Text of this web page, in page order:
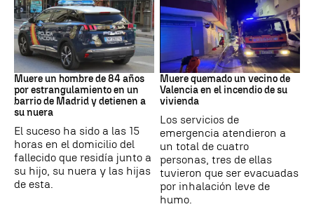
Suceso
Muere un hombre de 84 años
por estrangulamiento en un
barrio de Madrid y detienen a
su nuera
El suceso ha sido a las 15
horas en el domicilio del
fallecido que residía junto a
su hijo, su nuera y las hijas
de esta.
INCENDIO
Muere quemado un vecino de
Valencia en el incendio de su
vivienda
Los servicios de
emergencia atendieron a
un total de cuatro
personas, tres de ellas
tuvieron que ser evacuadas
por inhalación leve de
humo.